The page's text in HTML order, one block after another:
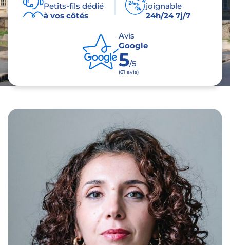
Petits-fils dédié
à vos côtés
joignable
24h/24 7j/7
Avis
Google
5/5
(61 avis)